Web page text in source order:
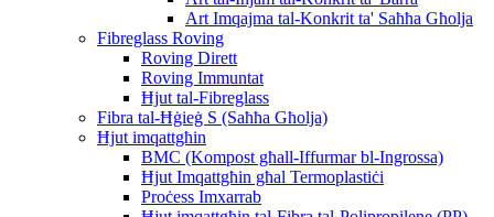
Art Imqajma tal-Konkrit ta' Saħħa Għolja
Fibreglass Roving
Roving Dirett
Roving Immuntat
Ħjut tal-Fibreglass
Fibra tal-Ħġieġ S (Saħħa Għolja)
Ħjut imqattgħin
BMC (Kompost għall-Iffurmar bl-Ingrossa)
Ħjut Imqattgħin għal Termoplastiċi
Proċess Imxarrab